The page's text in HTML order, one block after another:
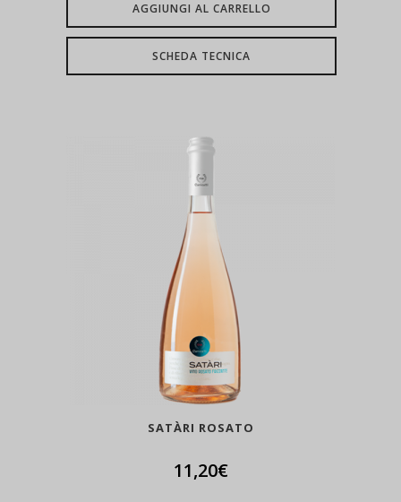
AGGIUNGI AL CARRELLO
SCHEDA TECNICA
SATÀRI ROSATO
11,20€